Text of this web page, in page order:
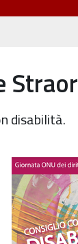
disabilità.